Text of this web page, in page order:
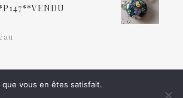
vous en êtes satisfait.